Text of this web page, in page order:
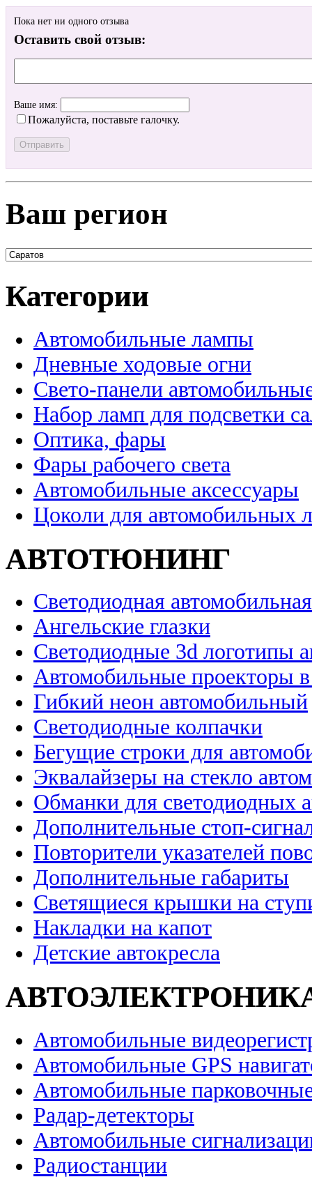
Пока нет ни одного отзыва
Оставить свой отзыв:
Ваше имя:
Пожалуйста, поставьте галочку.
Ваш регион
Категории
Автомобильные лампы
Дневные ходовые огни
Свето-панели
Набор ламп для подсветки
Оптика, фары
Фары рабочего света
Автомобильные аксессуары
Цоколи для автомобильных
АВТОТЮНИНГ
Светодиодная
Ангельские глазки
Светодиодные 3d логотипы
Автомобильные проекторы
Гибкий неон автомобильный
Светодиодные колпачки
Бегущие строки для
Эквалайзеры на стекло
Обманки для светодиодных
Дополнительные стоп-
Повторители указателей
Дополнительные габариты
Светящиеся крышки на
Накладки на капот
Детские автокресла
Автомобильные
Автомобильные GPS
Автомобильные
Радар-детекторы
Автомобильные
Радиостанции